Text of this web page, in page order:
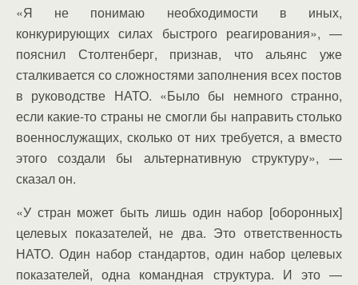
«Я не понимаю необходимости в иных,
конкурирующих силах быстрого реагирования», —
пояснил Столтенберг, признав, что альянс уже
сталкивается со сложностями заполнения всех постов
в руководстве НАТО. «Было бы немного странно,
если какие-то страны не смогли бы направить столько
военнослужащих, сколько от них требуется, а вместо
этого создали бы альтернативную структуру», —
сказал он.
«У стран может быть лишь один набор [оборонных]
целевых показателей, не два. Это ответственность
НАТО. Один набор стандартов, один набор целевых
показателей, одна командная структура. И это —